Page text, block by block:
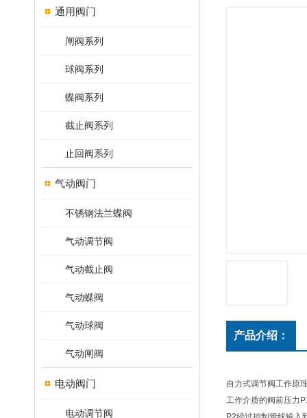
通用阀门
闸阀系列
球阀系列
蝶阀系列
截止阀系列
止回阀系列
气动阀门
不锈钢法兰蝶阀
气动调节阀
气动截止阀
气动蝶阀
气动球阀
气动闸阀
电动阀门
电动调节阀
产品介绍：
自力式调节阀工作原
工作介质的阀前压力